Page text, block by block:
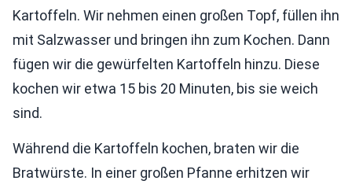
Kartoffeln. Wir nehmen einen großen Topf, füllen ihn
mit Salzwasser und bringen ihn zum Kochen. Dann
fügen wir die gewürfelten Kartoffeln hinzu. Diese
kochen wir etwa 15 bis 20 Minuten, bis sie weich
sind.
Während die Kartoffeln kochen, braten wir die
Bratwürste. In einer großen Pfanne erhitzen wir